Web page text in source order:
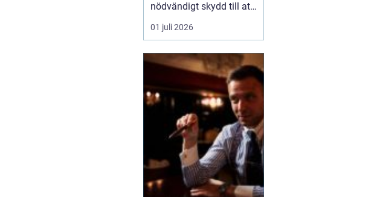
nödvändigt skydd till att
bli en central del av
varumärket,
företagets miljöarbete.
När konkurrensen ökar i
både butik och e-handel
behöver företag tänka
strategiskt kring hur
varor packas, t...
01 juli 2026